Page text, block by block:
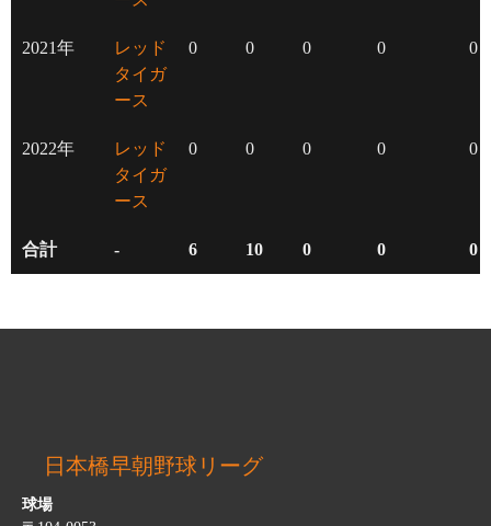
2021年
レッド
タイガ
ース
0 0 0 0 0
2022年
レッド
タイガ
ース
0 0 0 0 0
合計 - 6 10 0 0 0
日本橋早朝野球リーグ
球場